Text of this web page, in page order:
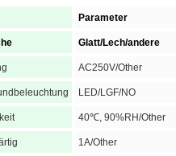
Parameter
Glatt/Lech/andere
AC250V/Other
LED/LGF/NO
40℃, 90%RH/Other
1A/Other